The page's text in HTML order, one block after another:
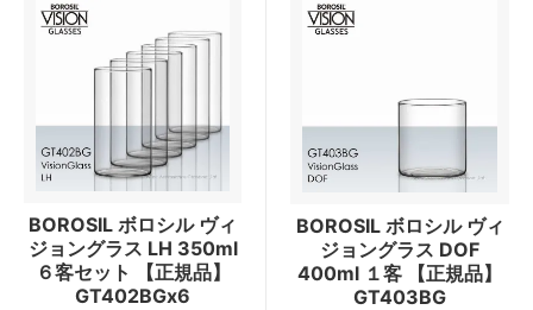
BOROSIL ボロシル ヴィ
ジョングラス LH 350ml
６客セット 【正規品】
GT402BGx6
BOROSIL ボロシル ヴィ
ジョングラス DOF
400ml １客 【正規品】
GT403BG